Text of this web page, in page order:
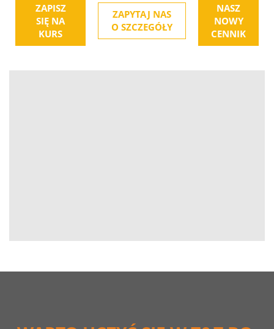
ZAPISZ
SIĘ NA
KURS
ZAPYTAJ NAS
O SZCZEGÓŁY
NASZ
NOWY
CENNIK